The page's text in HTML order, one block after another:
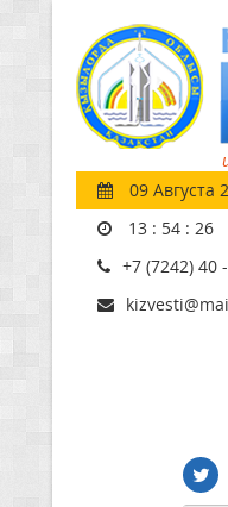
09 Августа
13 : 54 : 26
+7 (7242) 40